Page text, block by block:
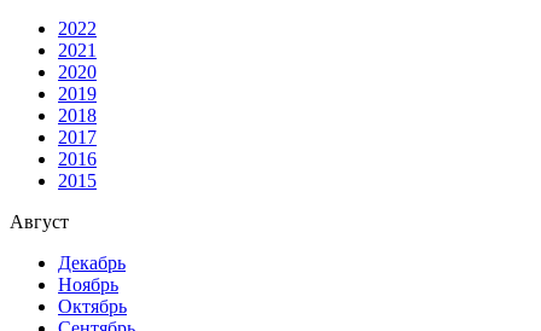
2022
2021
2020
2019
2018
2017
2016
2015
Август
Декабрь
Ноябрь
Октябрь